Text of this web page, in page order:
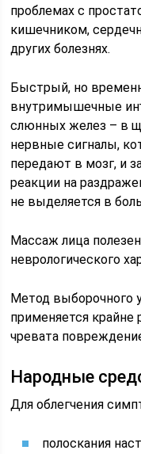
проблемах с
кишечником,
других болезнях.
Быстрый, но
внутримышечные
слюнных желез – в
нервные сигналы,
передают в мозг, и
реакции на
не выделяется в
Массаж лица
неврологического
Метод выборочного
применяется крайне
чревата
Народные
Для облегчения
полоскания